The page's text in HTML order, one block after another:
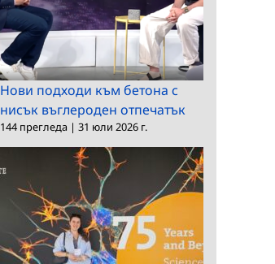
Нови подходи към бетона с
нисък въглероден отпечатък
144 прегледа | 31 юли 2026 г.